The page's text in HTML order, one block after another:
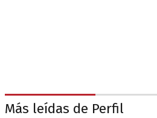
Más leídas de Perfil